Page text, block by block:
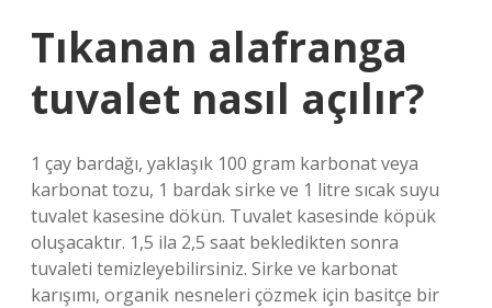
Tıkanan alafranga
tuvalet nasıl açılır?
1 çay bardağı, yaklaşık 100 gram karbonat veya
karbonat tozu, 1 bardak sirke ve 1 litre sıcak suyu
tuvalet kasesine dökün. Tuvalet kasesinde köpük
oluşacaktır. 1,5 ila 2,5 saat bekledikten sonra
tuvaleti temizleyebilirsiniz. Sirke ve karbonat
karışımı, organik nesneleri çözmek için basitçe bir